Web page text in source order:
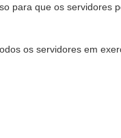
para que os servidores
os servidores em